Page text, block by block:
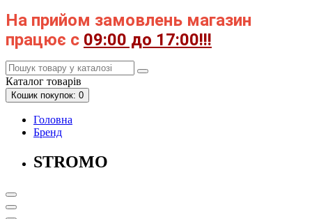
На прийом замовлень магазин
працює с 09:00 до 17:00!!!
Каталог товарів
Кошик покупок: 0
Головна
Бренд
STROMO